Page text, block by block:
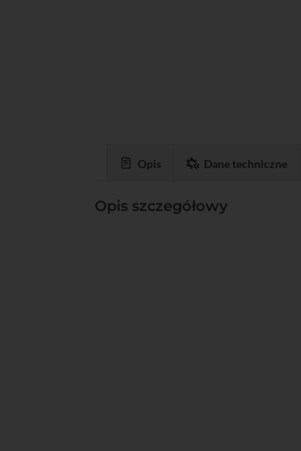
Opis Dane techniczne
Opis szczegółowy